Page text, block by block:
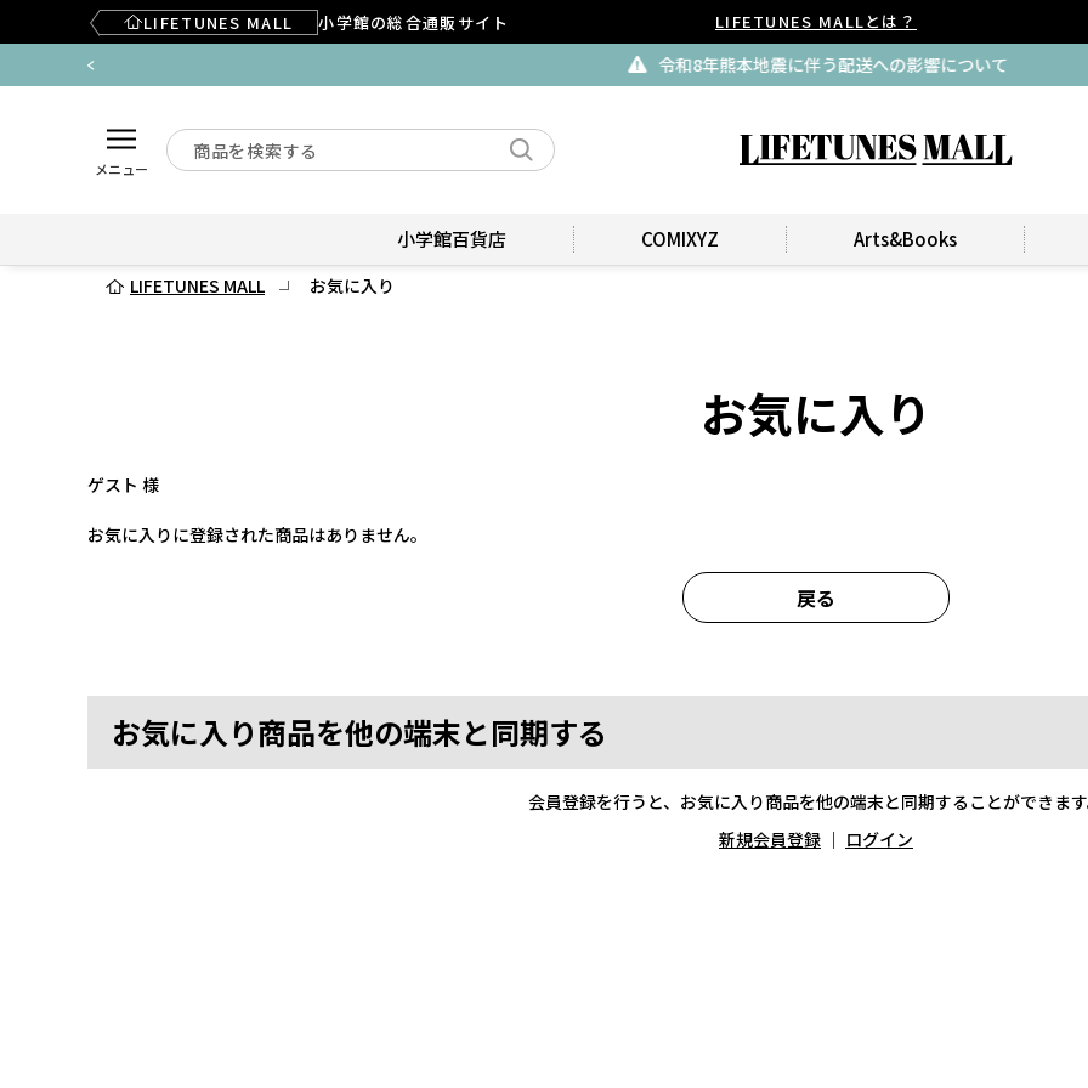
LIFETUNES MALL 小学館の総合通販サイト LIFETUNES MALLとは？
令和8年熊本地震に伴う配送への影響について
メニュー
小学館百貨店 COMIXYZ Arts&Books
LIFETUNES MALL お気に入り
お気に入り
ゲスト 様
お気に入りに登録された商品はありません。
戻る
お気に入り商品を他の端末と同期する
会員登録を行うと、お気に入り商品を他の端末と同期することができま
新規会員登録 ｜ ログイン